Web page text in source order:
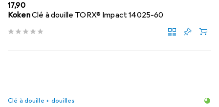
EUR
17,90
KokenClé à douille TORX® Impact 14025-60
Clé à douille + douilles